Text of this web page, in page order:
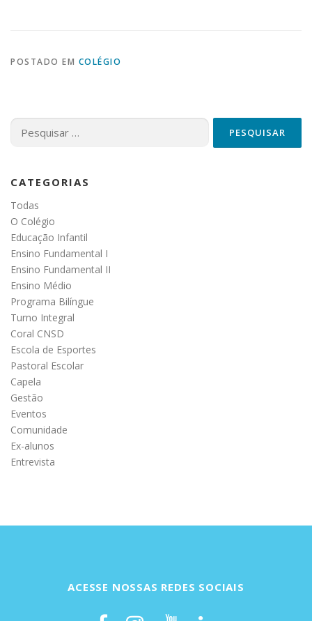
POSTADO EM COLÉGIO
CATEGORIAS
Todas
O Colégio
Educação Infantil
Ensino Fundamental I
Ensino Fundamental II
Ensino Médio
Programa Bilíngue
Turno Integral
Coral CNSD
Escola de Esportes
Pastoral Escolar
Capela
Gestão
Eventos
Comunidade
Ex-alunos
Entrevista
ACESSE NOSSAS REDES SOCIAIS